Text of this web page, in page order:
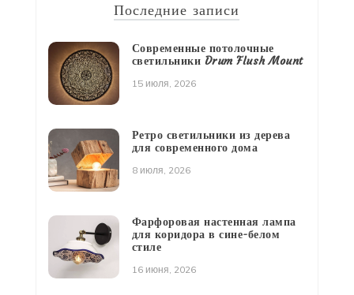
Последние записи
Современные потолочные
светильники Drum Flush Mount
15 июля, 2026
Ретро светильники из дерева
для современного дома
8 июля, 2026
Фарфоровая настенная лампа
для коридора в сине-белом
стиле
16 июня, 2026